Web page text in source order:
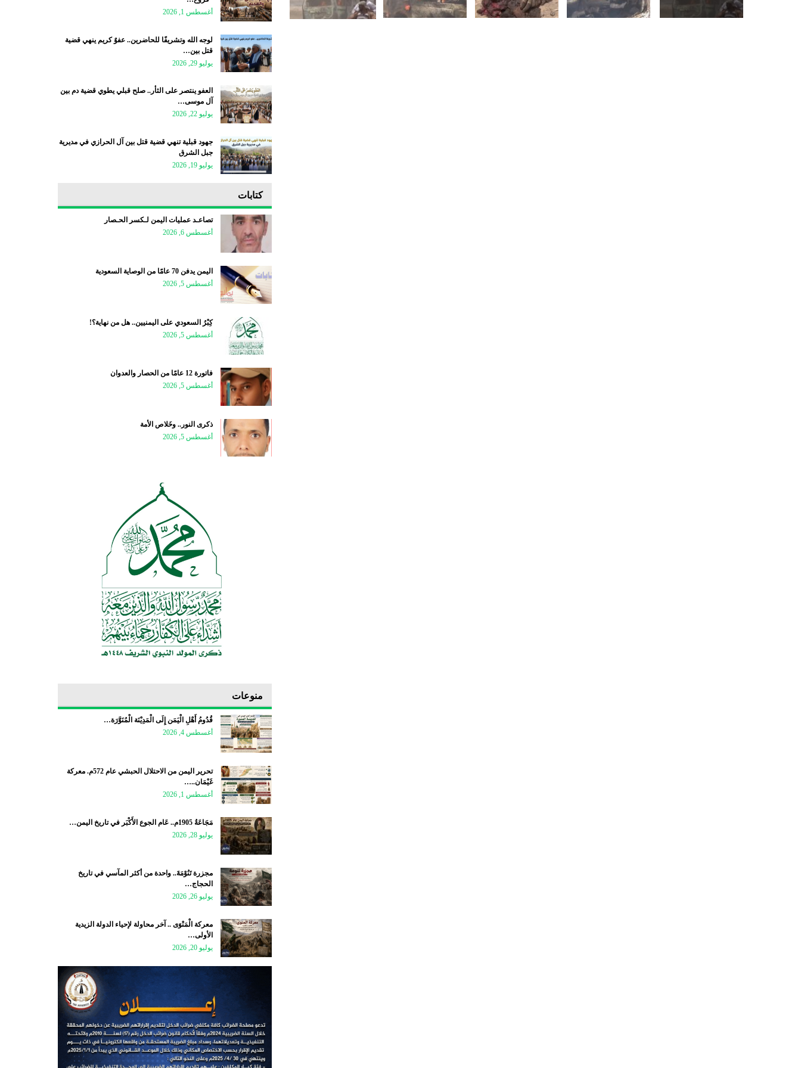
أغسطس 1, 2026
لوجه الله وتشريفًا للحاضرين.. عفوٌ كريم ينهي قضية
قتل بين…
يوليو 29, 2026
العفو ينتصر على الثأر.. صلح قبلي يطوي قضية دم بين
آل موسى…
يوليو 22, 2026
جهود قبلية تنهي قضية قتل بين آل الحرازي في مديرية
جبل الشرق
يوليو 19, 2026
كتابات
تصاعـد عمليات اليمن لـكسر الحـصار
أغسطس 6, 2026
اليمن يدفن 70 عامًا من الوصاية السعودية
أغسطس 5, 2026
كِبْرُ السعودي على اليمنيين.. هل من نهاية؟!
أغسطس 5, 2026
فاتورة 12 عامًا من الحصار والعدوان
أغسطس 5, 2026
ذكرى النور.. وخَلاص الأمة
أغسطس 5, 2026
منوعات
قُدُومُ أَهْلِ الْيَمَن إِلَى الْمَدِيْنَة الْمُنَوَّرَة…
أغسطس 4, 2026
تحرير اليمن من الاحتلال الحبشي عام 572م. معركة
غَيْمَان..…
أغسطس 1, 2026
مَجَاعَةُ 1905م.. عَام الجوع الأَكْبَر في تاريخ اليمن…
يوليو 28, 2026
مجزرة تَنُوْمَةَ.. واحدة من أكثر المآسي في تاريخ
الحجاج…
يوليو 26, 2026
معركة الْمَنْوَى .. آخر محاولة لإحياء الدولة الزيدية
الأولى…
يوليو 20, 2026